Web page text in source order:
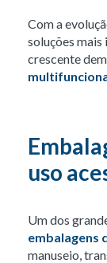
Com a
soluções mais
crescente
uso
Um dos
embalagens
manuseio,